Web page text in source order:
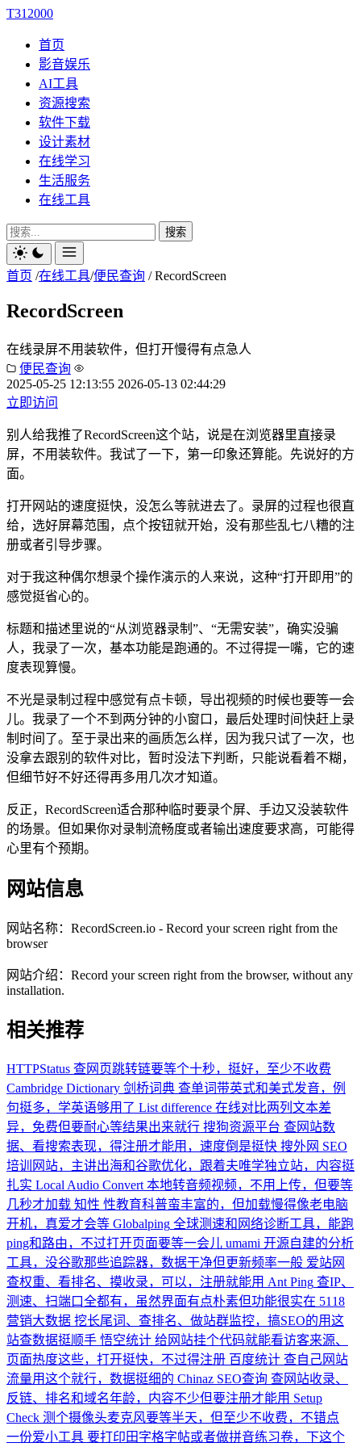
T312000
首页
影音娱乐
AI工具
资源搜索
软件下载
设计素材
在线学习
生活服务
在线工具
搜索
首页 /在线工具/便民查询 / RecordScreen
RecordScreen
在线录屏不用装软件，但打开慢得有点急人
便民查询
2025-05-25 12:13:55 2026-05-13 02:44:29
立即访问
别人给我推了RecordScreen这个站，说是在浏览器里直接录
屏，不用装软件。我试了一下，第一印象还算能。先说好的方
面。
打开网站的速度挺快，没怎么等就进去了。录屏的过程也很直
给，选好屏幕范围，点个按钮就开始，没有那些乱七八糟的注
册或者引导步骤。
对于我这种偶尔想录个操作演示的人来说，这种“打开即用”的
感觉挺省心的。
标题和描述里说的“从浏览器录制”、“无需安装”，确实没骗
人，我录了一次，基本功能是跑通的。不过得提一嘴，它的速
度表现算慢。
不光是录制过程中感觉有点卡顿，导出视频的时候也要等一会
儿。我录了一个不到两分钟的小窗口，最后处理时间快赶上录
制时间了。至于录出来的画质怎么样，因为我只试了一次，也
没拿去跟别的软件对比，暂时没法下判断，只能说看着不糊，
但细节好不好还得再多用几次才知道。
反正，RecordScreen适合那种临时要录个屏、手边又没装软件
的场景。但如果你对录制流畅度或者输出速度要求高，可能得
心里有个预期。
网站信息
网站名称： RecordScreen.io - Record your screen right from the
browser
网站介绍： Record your screen right from the browser, without any
installation.
相关推荐
HTTPStatus 查网页跳转链要等个十秒，挺好，至少不收费
Cambridge Dictionary 剑桥词典 查单词带英式和美式发音，例
句挺多，学英语够用了 List difference 在线对比两列文本差
异，免费但要耐心等结果出来就行 搜狗资源平台 查网站数
据、看搜索表现，得注册才能用，速度倒是挺快 搜外网 SEO
培训网站，主讲出海和谷歌优化，跟着夫唯学独立站，内容挺
扎实 Local Audio Convert 本地转音频视频，不用上传，但要等
几秒才加载 知性 性教育科普蛮丰富的，但加载慢得像老电脑
开机，真爱才会等 Globalping 全球测速和网络诊断工具，能跑
ping和路由，不过打开页面要等一会儿 umami 开源自建的分析
工具，没谷歌那些追踪器，数据干净但更新频率一般 爱站网
查权重、看排名、摸收录，可以，注册就能用 Ant Ping 查IP、
测速、扫端口全都有，虽然界面有点朴素但功能很实在 5118
营销大数据 挖长尾词、查排名、做站群监控，搞SEO的用这
站查数据挺顺手 悟空统计 给网站挂个代码就能看访客来源、
页面热度这些，打开挺快，不过得注册 百度统计 查自己网站
流量用这个就行，数据挺细的 Chinaz SEO查询 查网站收录、
反链、排名和域名年龄，内容不少但要注册才能用 Setup
Check 测个摄像头麦克风要等半天，但至少不收费，不错点
一份爱小工具 要打印田字格字帖或者做拼音练习卷，下这个